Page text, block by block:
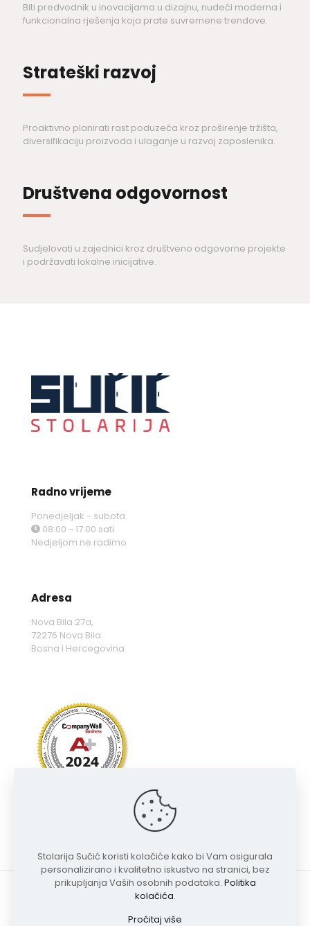
Biti predvodnik u inovacijama u dizajnu, nudeći moderna i
funkcionalna rješenja koja prate suvremene trendove.
Strateški razvoj
Proaktivno planirati rast poduzeća kroz proširenje tržišta,
diversifikaciju proizvoda i ulaganje u razvoj zaposlenika.
Društvena odgovornost
Sudjelovati u zajednici kroz društveno odgovorne projekte
i podržavati lokalne inicijative.
Radno vrijeme
Ponedjeljak - subota
08:00 - 17:00 sati
Nedjeljom ne radimo
Adresa
Nova Bila 27a,
72276 Nova Bila
Bosna i Hercegovina
Stolarija Sučić koristi kolačiće kako bi Vam osigurala
personalizirano i kvalitetno iskustvo na stranici, bez
prikupljanja Vaših osobnih podataka. Politika
kolačića.
Pročitaj više